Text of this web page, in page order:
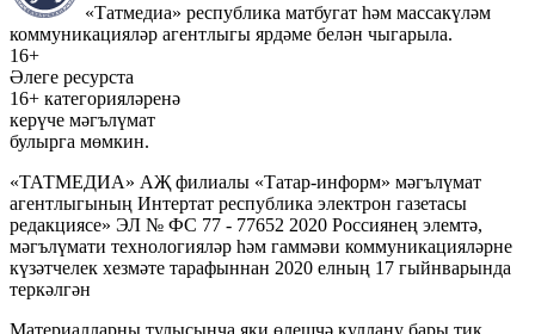
«Татмедиа» республика матбугат һәм массакүләм
коммуникацияләр агентлыгы ярдәме белән чыгарыла.
16+
Әлеге ресурста
16+ категорияләренә
керүче мәгълүмат
булырга мөмкин.
«ТАТМЕДИА» АҖ филиалы «Татар-информ» мәгълүмат
агентлыгының Интертат республика электрон газетасы
редакциясе» ЭЛ № ФС 77 - 77652 2020 Россиянең элемтә,
мәгълүмати технологияләр һәм гаммәви коммуникацияләрне
күзәтчелек хезмәте тарафыннан 2020 елның 17 гыйнварында
теркәлгән
Материалларны тулысынча яки өлешчә куллану бары тик